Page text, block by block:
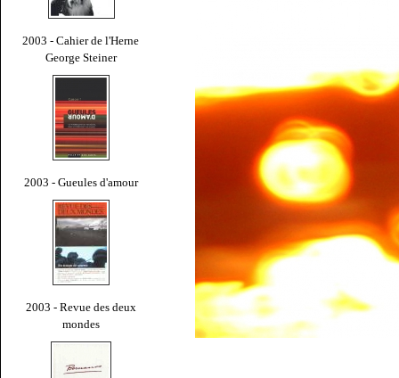
2003 - Cahier de l'Herne
George Steiner
2003 - Gueules d'amour
2003 - Revue des deux
mondes